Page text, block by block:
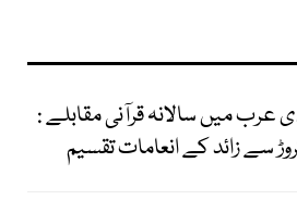
عرب میں سالانہ قرآنی مقابلے :